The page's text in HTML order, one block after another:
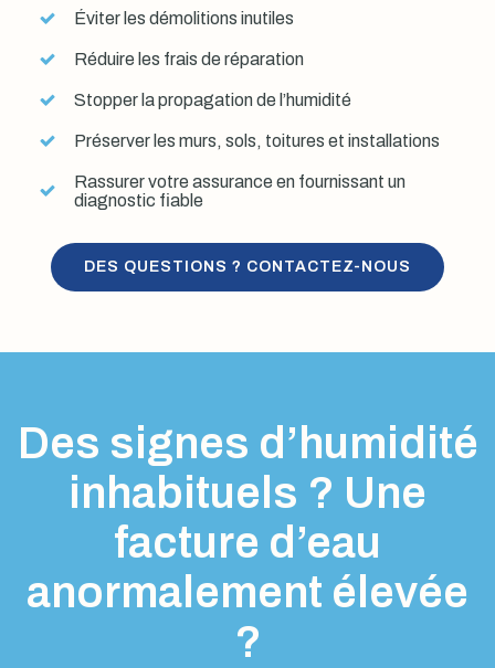
Éviter les démolitions inutiles
Réduire les frais de réparation
Stopper la propagation de l’humidité
Préserver les murs, sols, toitures et installations
Rassurer votre assurance en fournissant un
diagnostic fiable
DES QUESTIONS ? CONTACTEZ-NOUS
Des signes d’humidité
inhabituels ? Une
facture d’eau
anormalement élevée
?